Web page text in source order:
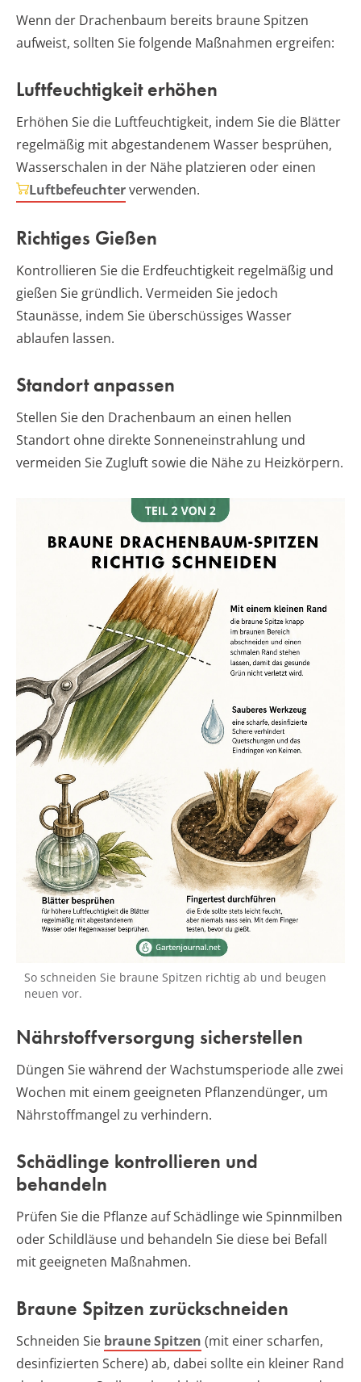
Wenn der Drachenbaum bereits braune Spitzen
aufweist, sollten Sie folgende Maßnahmen ergreifen:
Luftfeuchtigkeit erhöhen
Erhöhen Sie die Luftfeuchtigkeit, indem Sie die Blätter
regelmäßig mit abgestandenem Wasser besprühen,
Wasserschalen in der Nähe platzieren oder einen
Luftbefeuchterverwenden.
Richtiges Gießen
Kontrollieren Sie die Erdfeuchtigkeit regelmäßig und
gießen Sie gründlich. Vermeiden Sie jedoch
Staunässe, indem Sie überschüssiges Wasser
ablaufen lassen.
Standort anpassen
Stellen Sie den Drachenbaum an einen hellen
Standort ohne direkte Sonneneinstrahlung und
vermeiden Sie Zugluft sowie die Nähe zu Heizkörpern.
So schneiden Sie braune Spitzen richtig ab und beugen
neuen vor.
Nährstoffversorgung sicherstellen
Düngen Sie während der Wachstumsperiode alle zwei
Wochen mit einem geeigneten Pflanzendünger, um
Nährstoffmangel zu verhindern.
Schädlinge kontrollieren und
behandeln
Prüfen Sie die Pflanze auf Schädlinge wie Spinnmilben
oder Schildläuse und behandeln Sie diese bei Befall
mit geeigneten Maßnahmen.
Braune Spitzen zurückschneiden
Schneiden Sie braune Spitzen (mit einer scharfen,
desinfizierten Schere) ab, dabei sollte ein kleiner Rand